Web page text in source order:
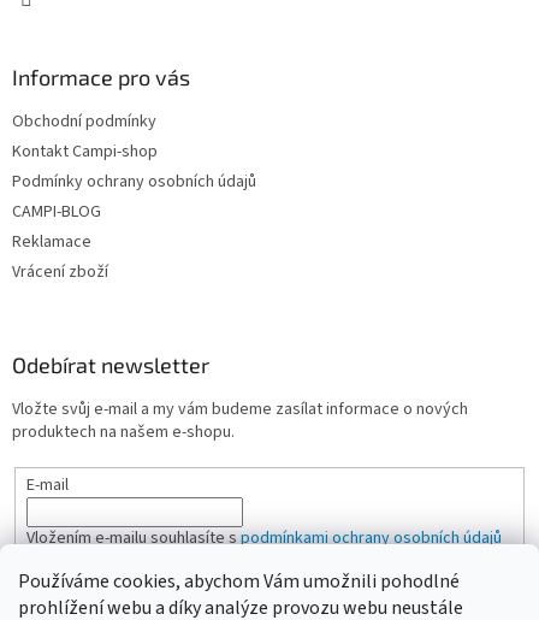
Používáme cookies, abychom Vám umožnili pohodlné
prohlížení webu a díky analýze provozu webu neustále
Informace pro vás
Obchodní podmínky
Kontakt Campi-shop
Podmínky ochrany osobních údajů
CAMPI-BLOG
Reklamace
Vrácení zboží
Odebírat newsletter
Vložte svůj e-mail a my vám budeme zasílat informace o nových
produktech na našem e-shopu.
E-mail
Vložením e-mailu souhlasíte spodmínkami ochrany osobních údajů
PŘIHLÁSIT SE